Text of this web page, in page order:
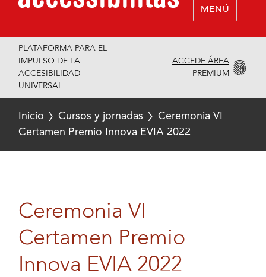
MENÚ
PLATAFORMA PARA EL
IMPULSO DE LA
ACCESIBILIDAD
UNIVERSAL
ACCEDE ÁREA
PREMIUM
Inicio Cursos y jornadas
Ceremonia VI
Certamen Premio Innova EVIA 2022
Ceremonia VI
Certamen Premio
Innova EVIA 2022